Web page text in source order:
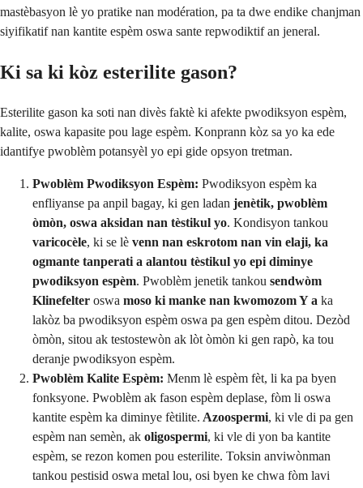
mastèbasyon lè yo pratike nan modération, pa ta dwe endike chanjman
siyifikatif nan kantite espèm oswa sante repwodiktif an jeneral.
Ki sa ki kòz esterilite gason?
Esterilite gason ka soti nan divès faktè ki afekte pwodiksyon espèm,
kalite, oswa kapasite pou lage espèm. Konprann kòz sa yo ka ede
idantifye pwoblèm potansyèl yo epi gide opsyon tretman.
Pwoblèm Pwodiksyon Espèm: Pwodiksyon espèm ka
enfliyanse pa anpil bagay, ki gen ladan jenètik, pwoblèm
òmòn, oswa aksidan nan tèstikul yo. Kondisyon tankou
varicocèle, ki se lè venn nan eskrotom nan vin elaji, ka
ogmante tanperati a alantou tèstikul yo epi diminye
pwodiksyon espèm. Pwoblèm jenetik tankou sendwòm
Klinefelter oswa moso ki manke nan kwomozom Y a ka
lakòz ba pwodiksyon espèm oswa pa gen espèm ditou. Dezòd
òmòn, sitou ak testostewòn ak lòt òmòn ki gen rapò, ka tou
deranje pwodiksyon espèm.
Pwoblèm Kalite Espèm: Menm lè espèm fèt, li ka pa byen
fonksyone. Pwoblèm ak fason espèm deplase, fòm li oswa
kantite espèm ka diminye fètilite. Azoospermi, ki vle di pa gen
espèm nan semèn, ak oligospermi, ki vle di yon ba kantite
espèm, se rezon komen pou esterilite. Toksin anviwònman
tankou pestisid oswa metal lou, osi byen ke chwa fòm lavi